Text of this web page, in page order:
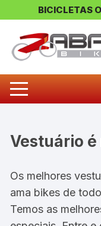
BICICLETAS
Vestuário
Os melhores
ama bikes de
Temos as